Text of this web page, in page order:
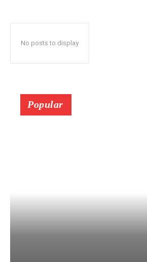
No posts to display
Popular